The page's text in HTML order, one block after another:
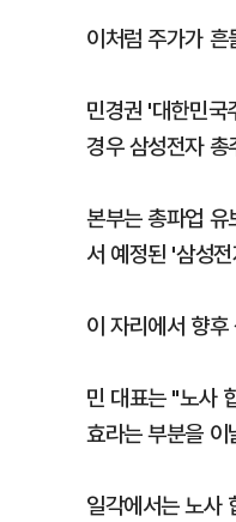
이처럼 주가가
민경권 '대한민
경우 삼성전자
본부는 총파업
서 예정된 '삼성
이 자리에서 향
민 대표는 "노사
효라는 부분을
일각에서는 노사